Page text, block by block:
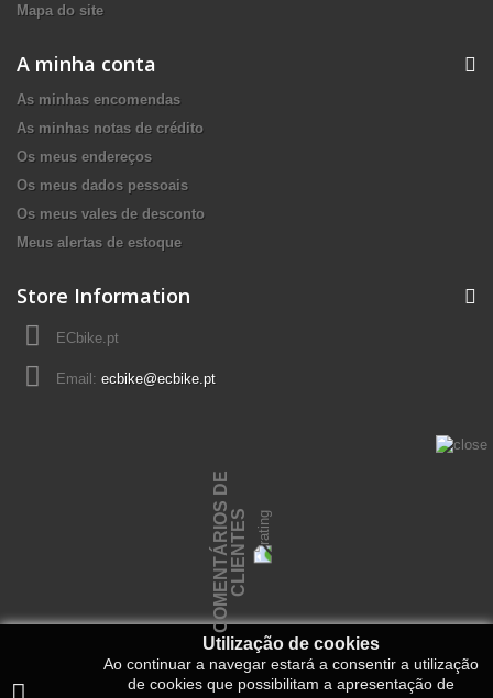
Mapa do site
A minha conta
As minhas encomendas
As minhas notas de crédito
Os meus endereços
Os meus dados pessoais
Os meus vales de desconto
Meus alertas de estoque
Store Information
ECbike.pt
Email: ecbike@ecbike.pt
Utilização de cookies
Ao continuar a navegar estará a consentir a utilização
de cookies que possibilitam a apresentação de
C
O
M
E
N
T
Á
R
I
O
S
D
E
C
L
I
E
N
T
ES